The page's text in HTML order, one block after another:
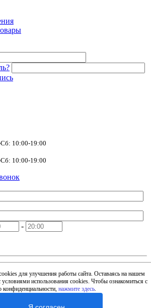
для улучшения работы сайта. Оставаясь на нашем
условиями использования cookies. Чтобы ознакомиться с
нажмите здесь.
10:00-19:00
10:00-19:00
-
15-я улица, 1Б